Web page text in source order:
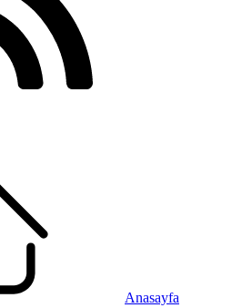
Anasayfa